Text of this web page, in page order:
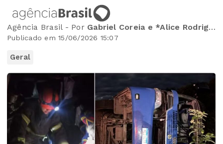
Agência Brasil - Por Gabriel Coreia e *Alice Rodrigues
Publicado em 15/06/2026 15:07
Geral